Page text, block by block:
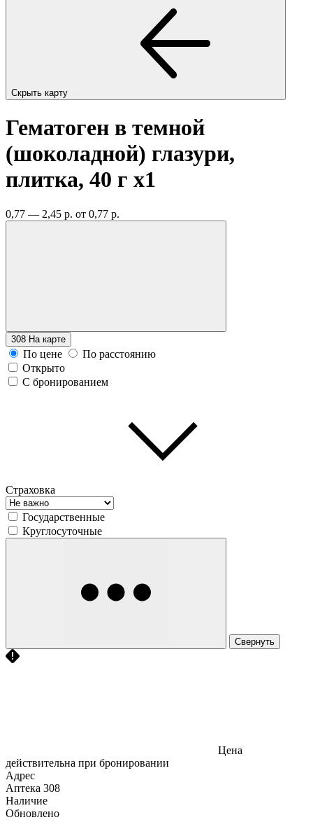
Скрыть карту
Гематоген в темной
(шоколадной) глазури,
плитка, 40 г x1
0,77 — 2,45 р. от 0,77 р.
308 На карте
По цене
По расстоянию
Открыто
С бронированием
Страховка
Государственные
Круглосуточные
Свернуть
Цена
действительна при бронировании
Адрес
Аптека 308
Наличие
Обновлено